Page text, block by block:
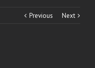
Previous Next